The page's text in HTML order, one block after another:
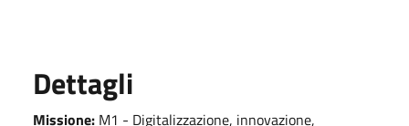
Dettagli
Missione: M1 - Digitalizzazione, innovazione,